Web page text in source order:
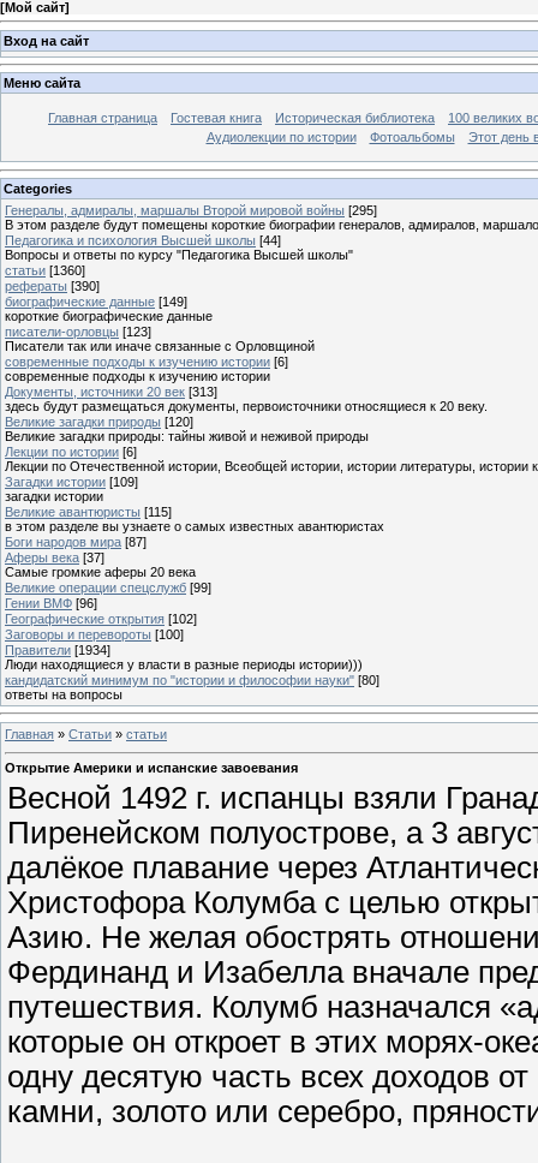
[Мой сайт]
Вход на сайт
Меню сайта
Главная страница Гостевая книга Историческая библиотека
100 великих
Аудиолекции по истории
Фотоальбомы Этот день
Categories
Генералы, адмиралы, маршалы Второй мировой войны [295]
В этом разделе будут помещены короткие биографии генералов, адмиралов,
Педагогика и психология Высшей школы [44]
Вопросы и ответы по курсу "Педагогика Высшей школы"
статьи [1360]
рефераты [390]
биографические данные [149]
короткие биографические данные
писатели-орловцы [123]
Писатели так или иначе связанные с Орловщиной
современные подходы к изучению истории [6]
современные подходы к изучению истории
Документы, источники 20 век [313]
здесь будут размещаться документы, первоисточники относящиеся к 20 веку.
Великие загадки природы [120]
Великие загадки природы: тайны живой и неживой природы
Лекции по истории [6]
Лекции по Отечественной истории, Всеобщей истории, истории литературы, истории
Загадки истории [109]
загадки истории
Великие авантюристы [115]
в этом разделе вы узнаете о самых известных авантюристах
Боги народов мира [87]
Аферы века [37]
Самые громкие аферы 20 века
Великие операции спецслужб [99]
Гении ВМФ [96]
Географические открытия [102]
Заговоры и перевороты [100]
Правители [1934]
Люди находящиеся у власти в разные периоды истории)))
кандидатский минимум по "истории и философии науки" [80]
ответы на вопросы
Главная » Статьи » статьи
Открытие Америки и испанские завоевания
Весной 1492 г. испанцы взяли
Пиренейском полуострове, а 3
далёкое плавание через
Христофора Колумба с целью
Азию. Не желая обострять
Фердинанд и Изабелла вначале
путешествия. Колумб назначался
которые он откроет в этих морях-
одну десятую часть всех доходов
камни, золото или серебро,